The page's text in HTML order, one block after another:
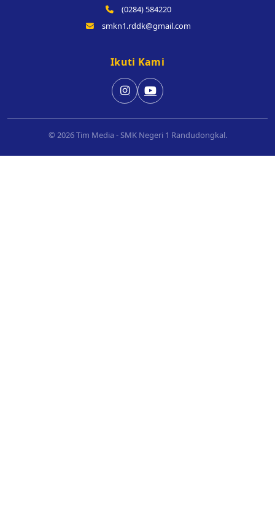
(0284) 584220
smkn1.rddk@gmail.com
Ikuti Kami
© 2026 Tim Media - SMK Negeri 1 Randudongkal.